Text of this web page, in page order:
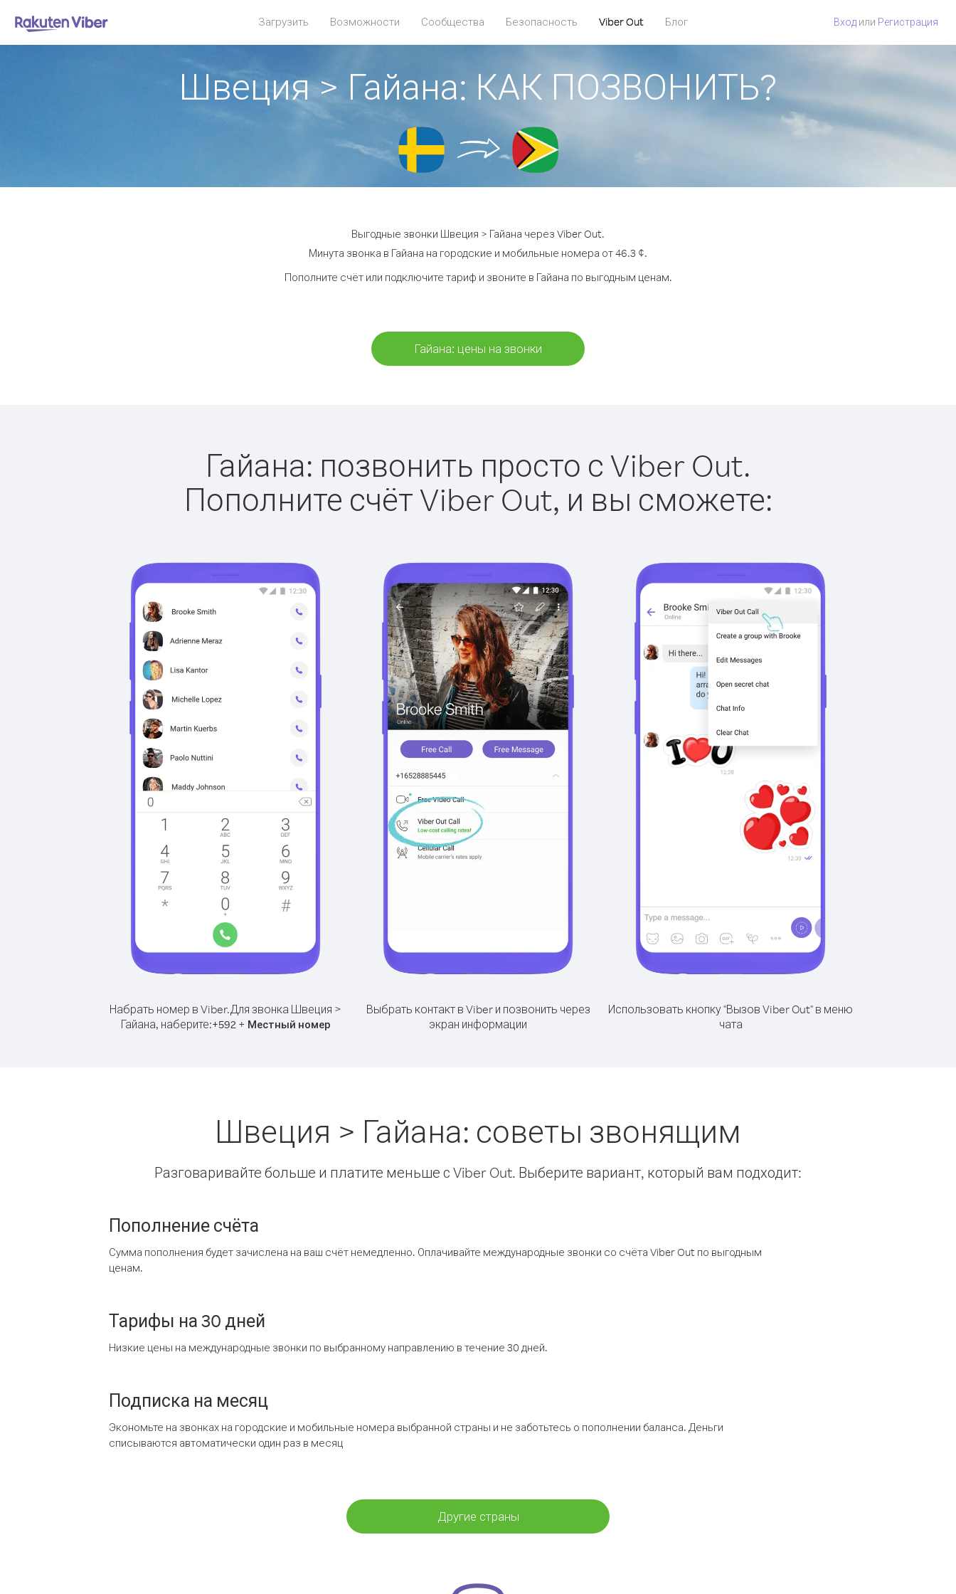
Загрузить Возможности Сообщества Безопасность Viber Out Блог Вход или Регистрация
Швеция > Гайана: КАК ПОЗВОНИТЬ?
Выгодные звонки Швеция > Гайана через Viber Out.
Минута звонка в Гайана на городские и мобильные номера от 46.3 ¢.
Пополните счёт или подключите тариф и звоните в Гайана по выгодным ценам.
Гайана: цены на звонки
Гайана: позвонить просто с Viber Out.
Пополните счёт Viber Out, и вы сможете:
Набрать номер в Viber.Для звонка Швеция >
Гайана, наберите:+592+ Местный номер
Выбрать контакт в Viber и позвонить через
экран информации
Использовать кнопку "Вызов Viber Out" в меню
чата
Швеция > Гайана: советы звонящим
Разговаривайте больше и платите меньше с Viber Out. Выберите вариант, который вам подходит:
Пополнение счёта
Сумма пополнения будет зачислена на ваш счёт немедленно. Оплачивайте международные звонки со счёта Viber Out по выгодным
ценам.
Тарифы на 30 дней
Низкие цены на международные звонки по выбранному направлению в течение 30 дней.
Подписка на месяц
Экономьте на звонках на городские и мобильные номера выбранной страны и не заботьтесь о пополнении баланса. Деньги
списываются автоматически один раз в месяц
Другие страны